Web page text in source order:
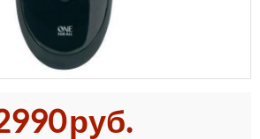
руб.